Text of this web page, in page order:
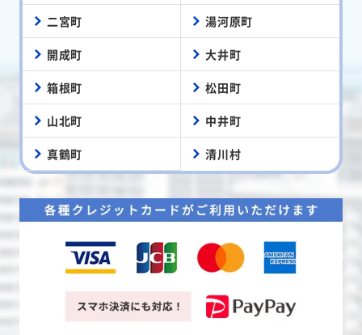
二宮町 湯河原町
開成町 大井町
箱根町 松田町
山北町 中井町
真鶴町 清川村